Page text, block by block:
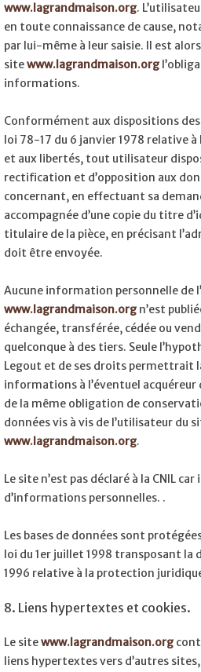
www.lagrandmaison.org.
en toute connaissance de cause,
par lui-même à leur saisie. Il est
sitewww.lagrandmaison.org
informations.
Conformément aux dispositions
loi 78-17 du 6 janvier 1978 relative
et aux libertés, tout utilisateur
rectification et d’opposition aux
concernant, en effectuant sa
accompagnée d’une copie du titre
titulaire de la pièce, en précisant
doit être envoyée.
Aucune information personnelle de
www.lagrandmaison.org n’est
échangée, transférée, cédée ou
quelconque à des tiers. Seule
Legout et de ses droits permettrait
informations à l’éventuel
de la même obligation de
données vis à vis de l’utilisateur du
www.lagrandmaison.org.
Le site n’est pas déclaré à la CNIL
d’informations personnelles. .
Les bases de données sont
loi du 1er juillet 1998 transposant la
1996 relative à la protection
8. Liens hypertextes et cookies.
Le sitewww.lagrandmaison.org
liens hypertextes vers d’autres